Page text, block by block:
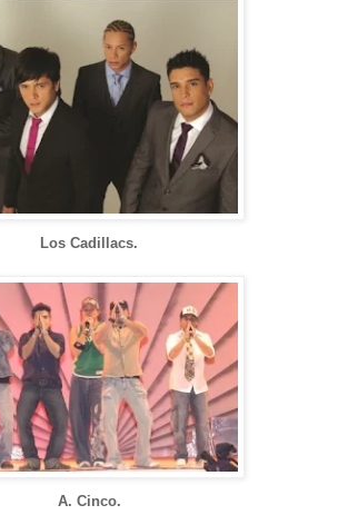
Los Cadillacs.
A. Cinco.